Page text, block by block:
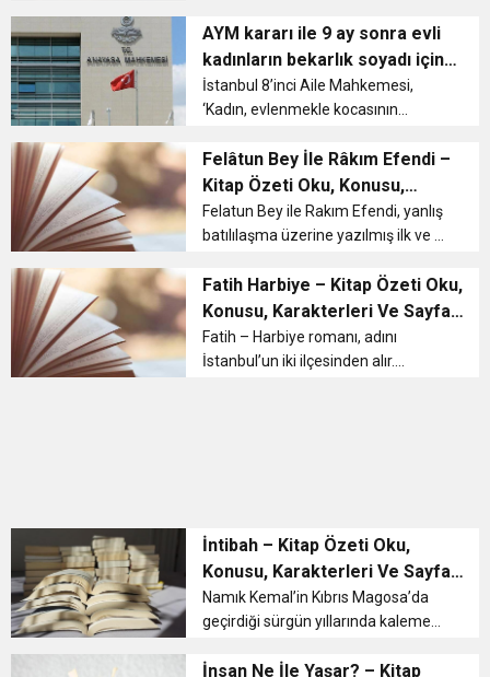
buluşturdu
11:36 Hareketsiz yaşam diyabete neden oluyor
11:32 Dr. Öcük, karın germe estetiği ile ilgili bilgi verdi
10:45 Terör Örgütüne MİT’ten Darbe!
dile getiren ikili, son günlerde özel
hayatlarıyla manşetlerden
düşmüyor. Doğulu, arkada...
AYM kararı ile 9 ay sonra evli
kadınların bekarlık soyadı için
dava açmalarına gerek
kalmayacak
İstanbul 8’inci Aile Mahkemesi,
‘Kadın, evlenmekle kocasının
memuruna veya daha sonra nüfus
idaresine yapacağı yazılı başvuruyla
kocasının soyadı önünde önc...
Felâtun Bey İle Râkım Efendi –
Kitap Özeti Oku, Konusu,
Karakterleri Ve Sayfa Sayısı
Felatun Bey ile Rakım Efendi, yanlış
batılılaşma üzerine yazılmış ilk ve en
sonraki yıllarda başta Recaizade
Mahmut Ekrem ve Hüseyin Rahmi
Gürpınar olmak üzere birçok r...
Fatih Harbiye – Kitap Özeti Oku,
Konusu, Karakterleri Ve Sayfa
Sayısı
Fatih – Harbiye romanı, adını
İstanbul’un iki ilçesinden alır.
İntibah – Kitap Özeti Oku,
Konusu, Karakterleri Ve Sayfa
Sayısı
Namık Kemal’in Kıbrıs Magosa’da
geçirdiği sürgün yıllarında kaleme
Edebiyatının ilk tasvir ve tahlil
İnsan Ne İle Yaşar? – Kitap